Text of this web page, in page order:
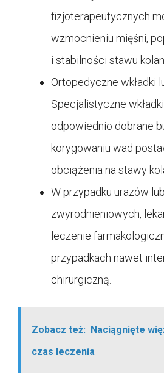
fizjoterapeutycznych
wzmocnieniu mięśni,
i stabilności stawu
Ortopedyczne wkładki
Specjalistyczne
odpowiednio dobrane
korygowaniu wad
obciążenia na stawy
W przypadku urazów
zwyrodnieniowych,
leczenie
przypadkach nawet
chirurgiczną.
Zobacz też: Naciągnięte
czas leczenia